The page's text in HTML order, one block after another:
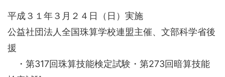
平成３１年３月２４日（日）実施
公益社団法人全国珠算学校連盟主催、文部科学省後
援
・第317回珠算技能検定試験・第273回暗算技能